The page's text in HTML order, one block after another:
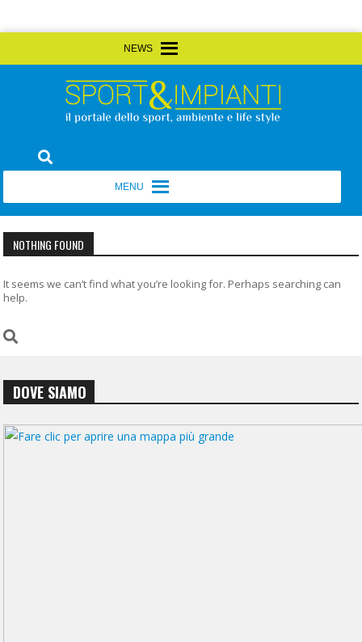
to
Sport&Impianti
NOTHING FOUND
It seems we can’t find what you’re looking for. Perhaps searching can
help.
DOVE SIAMO